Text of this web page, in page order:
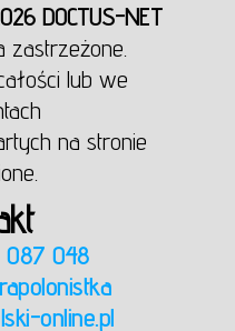
DOCTUS-NET
lub we
na stronie
087 048
online.pl